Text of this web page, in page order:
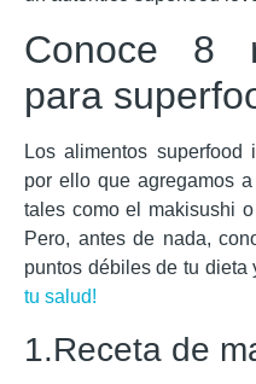
Conoce 8
para
Los alimentos
por ello que agregamos
tales como el makisushi
Pero, antes de nada,
puntos débiles de tu dieta
tu salud!
1.Receta de